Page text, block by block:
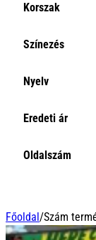
Korszak
Színezés
Nyelv
Eredeti ár
Oldalszám
Főoldal /Szám